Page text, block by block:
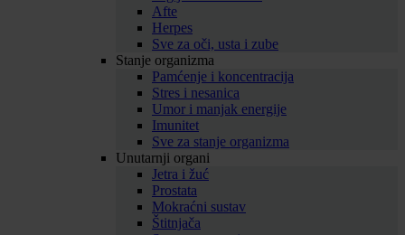
Afte
Herpes
Sve za oči, usta i zube
Stanje organizma
Pamćenje i koncentracija
Stres i nesanica
Umor i manjak energije
Imunitet
Sve za stanje organizma
Unutarnji organi
Jetra i žuć
Prostata
Mokraćni sustav
Štitnjača